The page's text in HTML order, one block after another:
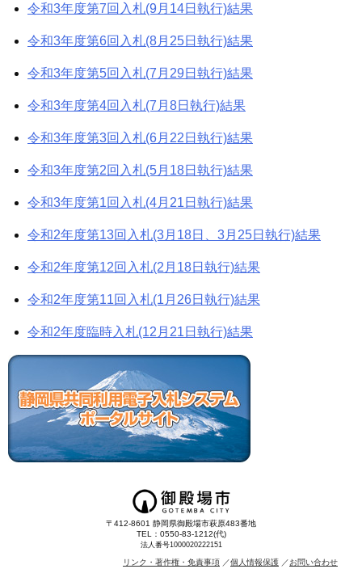
令和3年度第7回入札(9月14日執行)結果
令和3年度第6回入札(8月25日執行)結果
令和3年度第5回入札(7月29日執行)結果
令和3年度第4回入札(7月8日執行)結果
令和3年度第3回入札(6月22日執行)結果
令和3年度第2回入札(5月18日執行)結果
令和3年度第1回入札(4月21日執行)結果
令和2年度第13回入札(3月18日、3月25日執行)結果
令和2年度第12回入札(2月18日執行)結果
令和2年度第11回入札(1月26日執行)結果
令和2年度臨時入札(12月21日執行)結果
〒412-8601 静岡県御殿場市萩原483番地
TEL：0550-83-1212(代)
法人番号1000020222151
リンク・著作権・免責事項 個人情報保護 お問い合わせ